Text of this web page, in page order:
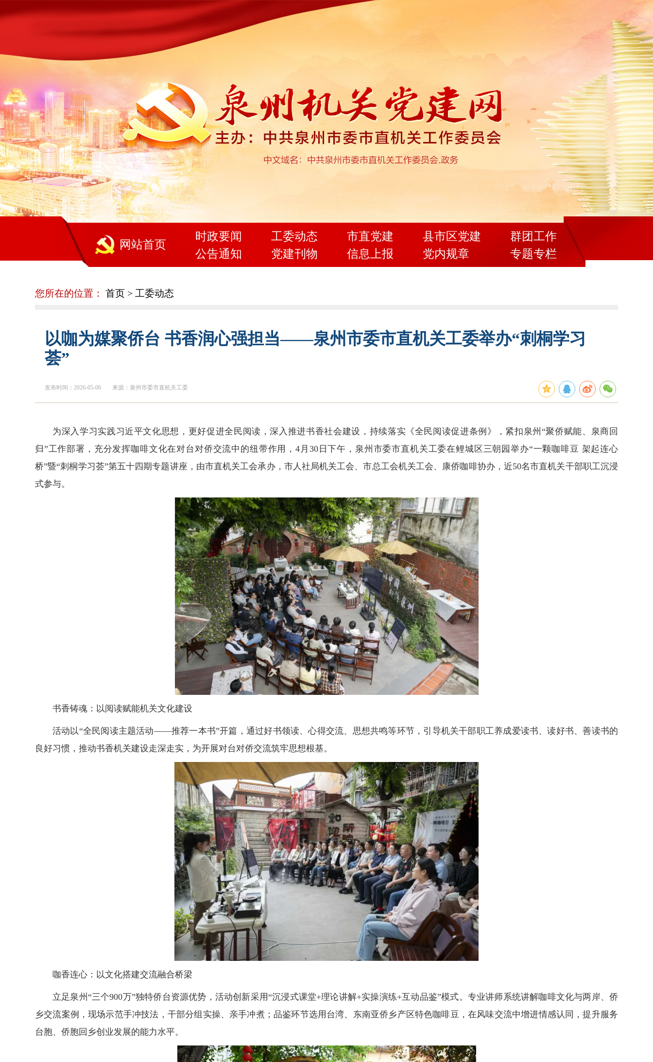
网站首页
时政要闻
公告通知
工委动态
党建刊物
市直党建
信息上报
县市区党建
党内规章
群团工作
专题专栏
您所在的位置： 首页 > 工委动态
以咖为媒聚侨台 书香润心强担当——泉州市委市直机关工委举办“刺桐学习
荟”
发布时间：2026-05-06 来源：泉州市委市直机关工委
为深入学习实践习近平文化思想，更好促进全民阅读，深入推进书香社会建设，持续落实《全民阅读促进条例》，紧扣泉州“聚侨赋能、泉商回
归”工作部署，充分发挥咖啡文化在对台对侨交流中的纽带作用，4月30日下午，泉州市委市直机关工委在鲤城区三朝园举办“一颗咖啡豆 架起连心
桥”暨“刺桐学习荟”第五十四期专题讲座，由市直机关工会承办，市人社局机关工会、市总工会机关工会、康侨咖啡协办，近50名市直机关干部职工沉浸
式参与。
书香铸魂：以阅读赋能机关文化建设
活动以“全民阅读主题活动——推荐一本书”开篇，通过好书领读、心得交流、思想共鸣等环节，引导机关干部职工养成爱读书、读好书、善读书的
良好习惯，推动书香机关建设走深走实，为开展对台对侨交流筑牢思想根基。
咖香连心：以文化搭建交流融合桥梁
立足泉州“三个900万”独特侨台资源优势，活动创新采用“沉浸式课堂+理论讲解+实操演练+互动品鉴”模式。专业讲师系统讲解咖啡文化与两岸、侨
乡交流案例，现场示范手冲技法，干部分组实操、亲手冲煮；品鉴环节选用台湾、东南亚侨乡产区特色咖啡豆，在风味交流中增进情感认同，提升服务
台胞、侨胞回乡创业发展的能力水平。